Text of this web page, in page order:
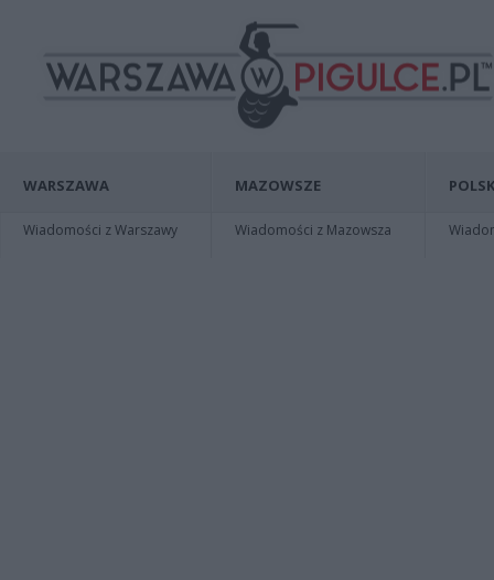
WARSZAWA
Wiadomości z Warszawy
MAZOWSZE
Wiadomości z Mazowsza